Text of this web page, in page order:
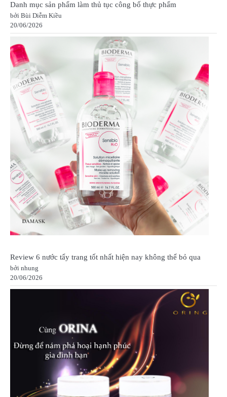
Danh mục sản phẩm làm thủ tục công bố thực phẩm
bởi Bùi Diễm Kiều
20/06/2026
Review 6 nước tẩy trang tốt nhất hiện nay không thể bỏ qua
bởi nhung
20/06/2026